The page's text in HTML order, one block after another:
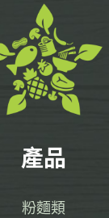
產品
粉麵類